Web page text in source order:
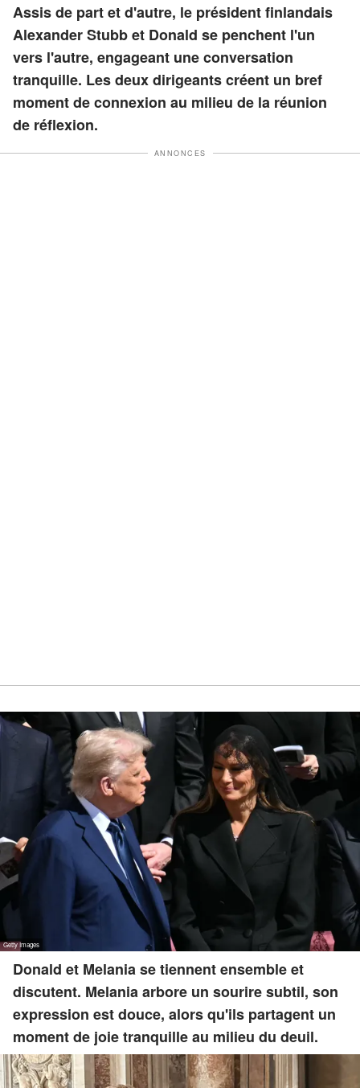
Assis de part et d'autre, le président finlandais
Alexander Stubb et Donald se penchent l'un
vers l'autre, engageant une conversation
tranquille. Les deux dirigeants créent un bref
moment de connexion au milieu de la réunion
de réflexion.
ANNONCES
Donald et Melania se tiennent ensemble et
discutent. Melania arbore un sourire subtil, son
expression est douce, alors qu'ils partagent un
moment de joie tranquille au milieu du deuil.